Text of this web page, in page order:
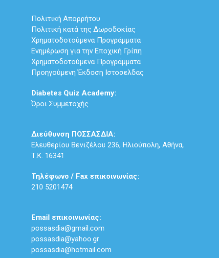
Πολιτική Απορρήτου
Πολιτική κατά της Δωροδοκίας
Χρηματοδοτούμενα Προγράμματα
Ενημέρωση για την Εποχική Γρίπη
Χρηματοδοτούμενα Προγράμματα
Προηγούμενη Έκδοση Ιστοσελδας
Diabetes Quiz Academy:
Όροι Συμμετοχής
Διεύθυνση ΠΟΣΣΑΣΔΙΑ:
Ελευθερίου Βενιζέλου 236, Ηλιούπολη, Αθήνα,
Τ.Κ. 16341
Τηλέφωνο / Fax επικοινωνίας:
210 5201474
Email επικοινωνίας:
possasdia@gmail.com
possasdia@yahoo.gr
possasdia@hotmail.com